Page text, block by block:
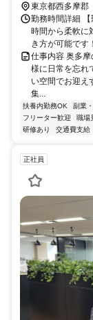
東京都西多摩郡
勤務時間詳細
時間から柔軟に
き方が可能です
仕事内容 奥多
様に日常を忘れ
い空間でお迎え
集...
扶養内勤務OK 副業
フリーター歓迎
職場
研修あり
交通費支給
正社員